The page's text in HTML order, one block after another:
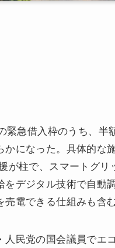
緊急借入枠のうち、半
になった。具体的な
が柱で、スマートグ
デジタル技術で自動
電できる仕組みも含む
民党の国会議員でエ